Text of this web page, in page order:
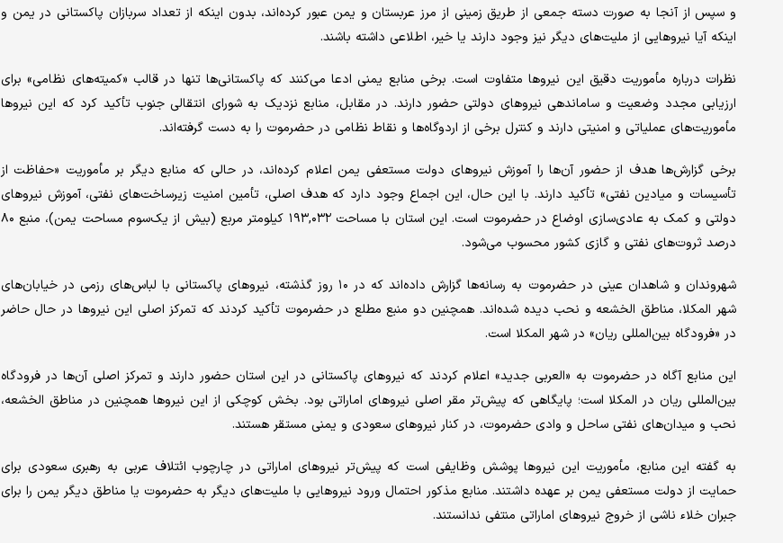
و سپس از آنجا به صورت دسته‌ جمعی از طریق زمینی از مرز عربستان و یمن عبور کرده‌اند، بدون اینکه از تعداد سربازان پاکستانی در یمن و
اینکه آیا نیروهایی از ملیت‌های دیگر نیز وجود دارند یا خیر، اطلاعی داشته باشند.
نظرات درباره مأموریت دقیق این نیروها متفاوت است. برخی منابع یمنی ادعا می‌کنند که پاکستانی‌ها تنها در قالب «کمیته‌های نظامی» برای
ارزیابی مجدد وضعیت و ساماندهی نیروهای دولتی حضور دارند. در مقابل، منابع نزدیک به شورای انتقالی جنوب تأکید کرد که این نیروها
مأموریت‌های عملیاتی و امنیتی دارند و کنترل برخی از اردوگاه‌ها و نقاط نظامی در حضرموت را به دست گرفته‌اند.
برخی گزارش‌ها هدف از حضور آن‌ها را آموزش نیروهای دولت مستعفی یمن اعلام کرده‌اند، در حالی که منابع دیگر بر مأموریت «حفاظت از
تأسیسات و میادین نفتی» تأکید دارند. با این حال، این اجماع وجود دارد که هدف اصلی، تأمین امنیت زیرساخت‌های نفتی، آموزش نیروهای
دولتی و کمک به عادی‌سازی اوضاع در حضرموت است. این استان با مساحت ۱۹۳,۰۳۲ کیلومتر مربع (بیش از یک‌سوم مساحت یمن)، منبع ۸۰
درصد ثروت‌های نفتی و گازی کشور محسوب می‌شود.
شهروندان و شاهدان عینی در حضرموت به رسانه‌ها گزارش داده‌اند که در ۱۰ روز گذشته، نیروهای پاکستانی با لباس‌های رزمی در خیابان‌های
شهر المکلا، مناطق الخشعه و نحب دیده شده‌اند. همچنین دو منبع مطلع در حضرموت تأکید کردند که تمرکز اصلی این نیروها در حال حاضر
در «فرودگاه بین‌المللی ریان» در شهر المکلا است.
این منابع آگاه در حضرموت به «العربی جدید» اعلام کردند که نیروهای پاکستانی در این استان حضور دارند و تمرکز اصلی آن‌ها در فرودگاه
بین‌المللی ریان در المکلا است؛ پایگاهی که پیش‌تر مقر اصلی نیروهای اماراتی بود. بخش کوچکی از این نیروها همچنین در مناطق الخشعه،
نحب و میدان‌های نفتی ساحل و وادی حضرموت، در کنار نیروهای سعودی و یمنی مستقر هستند.
به گفته این منابع، مأموریت این نیروها پوشش وظایفی است که پیش‌تر نیروهای اماراتی در چارچوب ائتلاف عربی به رهبری سعودی برای
حمایت از دولت مستعفی یمن بر عهده داشتند. منابع مذکور احتمال ورود نیروهایی با ملیت‌های دیگر به حضرموت یا مناطق دیگر یمن را برای
جبران خلاء ناشی از خروج نیروهای اماراتی منتفی ندانستند.